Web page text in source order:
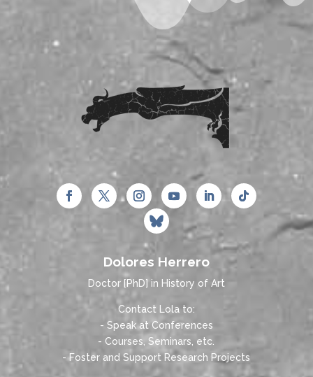
Dolores Herrero
Doctor [PhD] in History of Art
Contact Lola to:
- Speak at Conferences
- Courses, Seminars, etc.
- Foster and Support Research Projects